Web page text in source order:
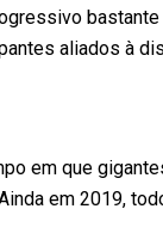
aliados à
em que
em 2019,